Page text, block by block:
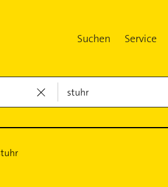
Suchen Service